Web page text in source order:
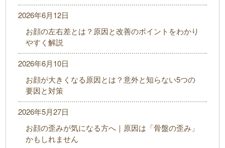
お顔の左右差とは？原因と改善のポイントをわかり
やすく解説
2026年6月12日
お顔が大きくなる原因とは？意外と知らない5つの
要因と対策
2026年6月10日
お顔の歪みが気になる方へ｜原因は「骨盤の歪み」
かもしれません
2026年5月27日